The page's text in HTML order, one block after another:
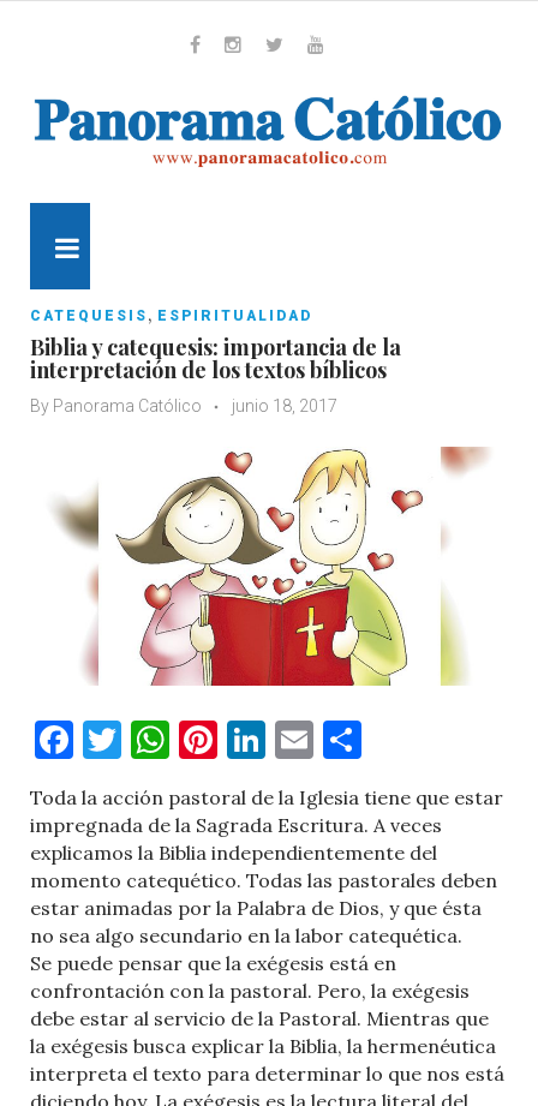
CATEQUESIS , ESPIRITUALIDAD
Biblia y catequesis: importancia de la
interpretación de los textos bíblicos
By Panorama Católico junio 18, 2017
Facebook
Twitter
WhatsApp
Pinterest
LinkedIn
Email
Toda la acción pastoral de la Iglesia tiene que estar
impregnada de la Sagrada Escritura. A veces
explicamos la Biblia independientemente del
momento catequético. Todas las pastorales deben
estar animadas por la Palabra de Dios, y que ésta
no sea algo secundario en la labor catequética.
Se puede pensar que la exégesis está en
confrontación con la pastoral. Pero, la exégesis
debe estar al servicio de la Pastoral. Mientras que
la exégesis busca explicar la Biblia, la hermenéutica
interpreta el texto para determinar lo que nos está
diciendo hoy. La exégesis es la lectura literal del